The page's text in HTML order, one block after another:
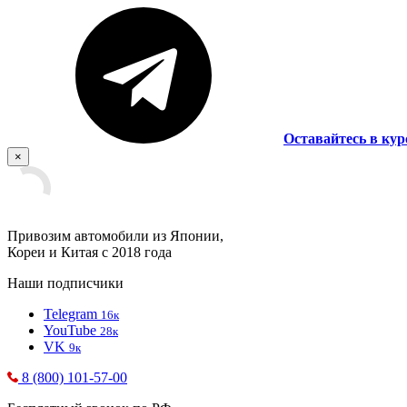
Оставайтесь в
×
Привозим автомобили из Японии,
Кореи и Китая с 2018 года
Наши подписчики
Telegram 16к
YouTube 28к
VK 9к
8 (800) 101-57-00